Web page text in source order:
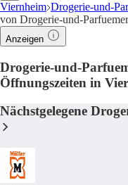
Viernheim Drogerie-und-
von Drogerie-und-
Anzeigen
Drogerie-und-
Öffnungszeiten in
Nächstgelegene